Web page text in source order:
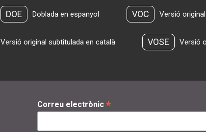
DOE Doblada en espanyol VOC Versió
Versió original subtitulada en català VOSE Versió
Correu electrònic *